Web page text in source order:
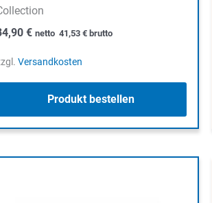
€ netto 41,53 €brutto
Versandkosten
Produkt bestellen